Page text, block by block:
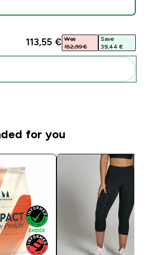
113,55 €‎ Was
152,99 €‎
Save
39,44 €‎
for you